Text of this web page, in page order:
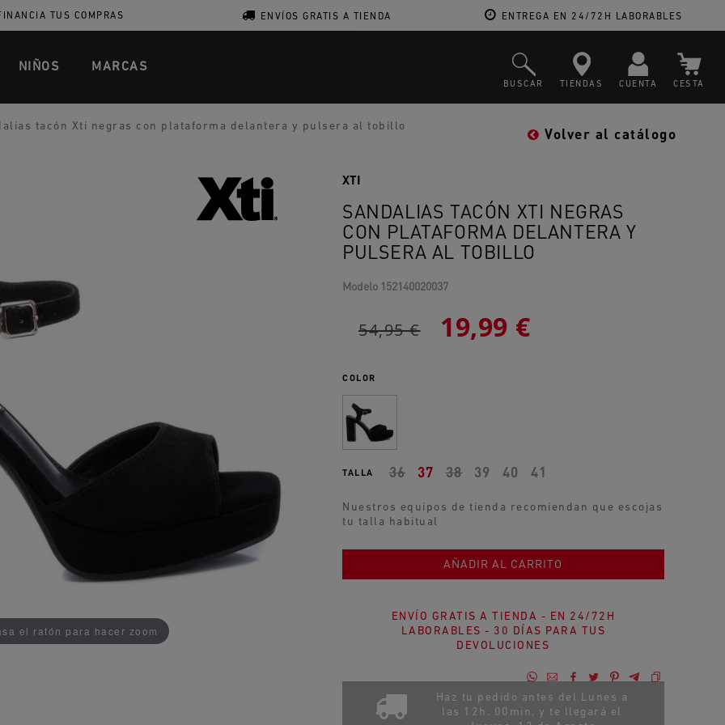
TUS COMPRAS ENVÍOS GRATIS A TIENDA ENTREGA EN 24/72H LABORABLES
NIÑOS MARCAS
CESTA
CUENTA
TIENDAS
BUSCAR
tacón Xti negras con plataforma delantera y pulsera al tobillo Volver al catálogo
el ratón para hacer zoom
SANDALIAS TACÓN XTI NEGRAS
CON PLATAFORMA DELANTERA Y
PULSERA AL TOBILLO
XTI
Modelo 152140020037
54,95 € 19,99 €
COLOR
TALLA 36 37 38 39 40 41
Nuestros equipos de tienda recomiendan que escojas
tu talla habitual
AÑADIDO AL CARRITO AÑADIR AL CARRITO
ENVÍO GRATIS A TIENDA - EN 24/72H
LABORABLES - 30 DÍAS PARA TUS
DEVOLUCIONES
Haz tu pedido antes del Lunes a
las 12h. 00min. y te llegará el